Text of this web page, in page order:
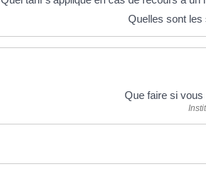
Quelles sont les
Que faire si